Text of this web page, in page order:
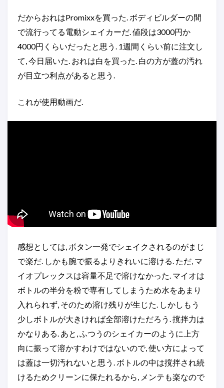
だからおれはPromixxを買った. ボディビルダーの間
で流行ってる電動シェイカーだ. 値段は3000円か
4000円くらいだったと思う. 1週間くらい前に注文し
て, 今日届いた. おれは白を買った. 白の方が蓋の汚れ
が目立つ利点があると思う.
これが使用動画だ.
感想としては, ボタン一発でシェイクされるのがまじ
で楽だ. しかも腕で振るよりきれいに溶ける. ただ, マ
イオプレックスは容量不足で溶けなかった. マイオは
ボトルの半分を粉で専有してしまうため水をあまり
入れられず, そのため溶け残りが生じた. しかしもう
少しボトルが大きければ全部溶けただろう. 撹拌力は
かなりある. あと, ふつうのシェイカーのように上方
向に振って溶かすわけではないので, 使い方によって
は蓋は一切汚れないと思う. ボトルの中は撹拌され続
けるためクリーンに保たれるから, メンテも楽なので